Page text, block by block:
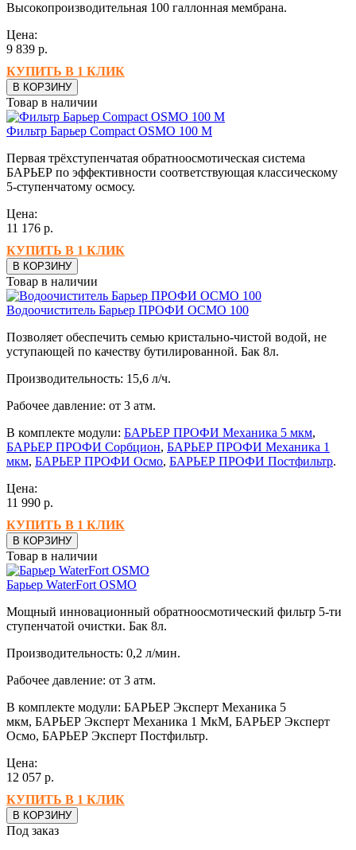
Высокопроизводительная 100 галлонная мембрана.
Цена:
9 839 р.
КУПИТЬ В 1 КЛИК
В КОРЗИНУ
Товар в наличии
Фильтр Барьер Compact OSMO 100 М
Первая трёхступенчатая обратноосмотическая система
БАРЬЕР по эффективности соответствующая классическому
5-ступенчатому осмосу.
Цена:
11 176 р.
КУПИТЬ В 1 КЛИК
В КОРЗИНУ
Товар в наличии
Водоочиститель Барьер ПРОФИ ОСМО 100
Позволяет обеспечить семью кристально-чистой водой, не
уступающей по качеству бутилированной. Бак 8л.
Производительность: 15,6 л/ч.
Рабочее давление: от 3 атм.
В комплекте модули: БАРЬЕР ПРОФИ Механика 5 мкм,
БАРЬЕР ПРОФИ Сорбцион, БАРЬЕР ПРОФИ Механика 1
мкм, БАРЬЕР ПРОФИ Осмо, БАРЬЕР ПРОФИ Постфильтр.
Цена:
11 990 р.
КУПИТЬ В 1 КЛИК
В КОРЗИНУ
Товар в наличии
Барьер WaterFort OSMO
Мощный инновационный обратноосмотический фильтр 5-ти
ступенчатой очистки. Бак 8л.
Производительность: 0,2 л/мин.
Рабочее давление: от 3 атм.
В комплекте модули: БАРЬЕР Эксперт Механика 5
мкм, БАРЬЕР Эксперт Механика 1 МкМ, БАРЬЕР Эксперт
Осмо, БАРЬЕР Эксперт Постфильтр.
Цена:
12 057 р.
КУПИТЬ В 1 КЛИК
В КОРЗИНУ
Под заказ